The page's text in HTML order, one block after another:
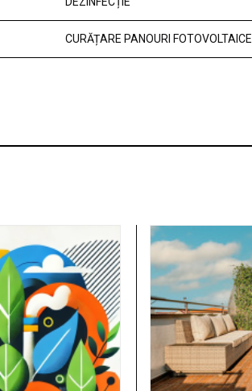
CURĂȚARE PANOURI FOTOVOLTAICE